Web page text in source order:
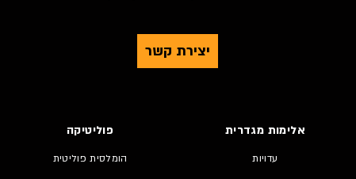
יצירת קשר
אלימות מגדרית
עדויות
פוליטיקה
הומלסית פוליטית